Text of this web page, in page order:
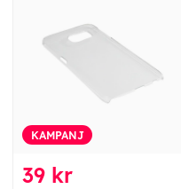
KAMPANJ
39 kr